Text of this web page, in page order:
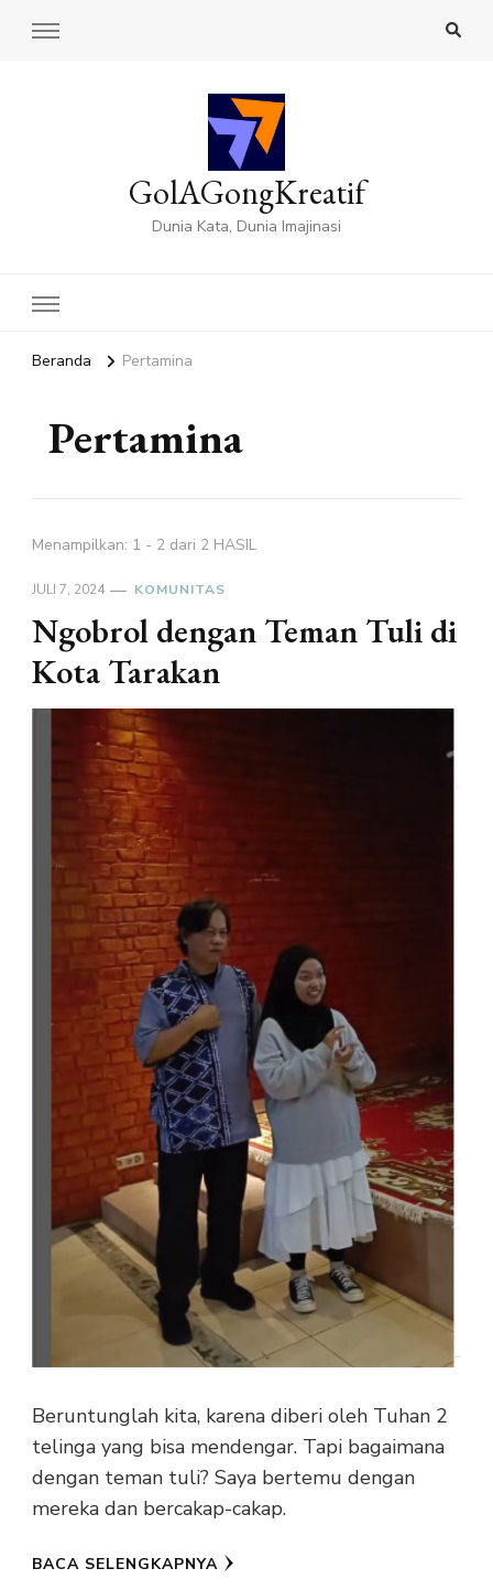
GolAGongKreatif
Dunia Kata, Dunia Imajinasi
Beranda Pertamina
Pertamina
Menampilkan: 1 - 2 dari 2 HASIL
JULI 7, 2024 KOMUNITAS
Ngobrol dengan Teman Tuli di
Kota Tarakan
Beruntunglah kita, karena diberi oleh Tuhan 2
telinga yang bisa mendengar. Tapi bagaimana
dengan teman tuli? Saya bertemu dengan
mereka dan bercakap-cakap.
BACA SELENGKAPNYA